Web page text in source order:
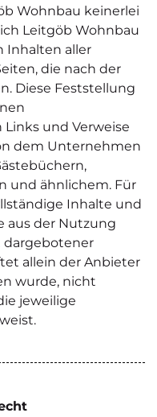
Wohnbau keinerlei
Leitgöb Wohnbau
Inhalten aller
die nach der
Diese Feststellung
und Verweise
dem Unternehmen
und ähnlichem. Für
Inhalte und
aus der Nutzung
dargebotener
allein der Anbieter
wurde, nicht
jeweilige